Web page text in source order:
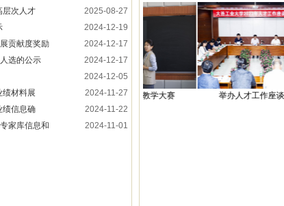
层次人才
2025-08-27
2024-12-19
贡献度奖励
2024-12-17
选的公示
2024-12-17
2024-12-05
绩材料展
2024-11-27
绩信息确
2024-11-22
家库信息和
2024-11-01
师教学大赛 新星杯教师教学大赛 举办人才工作座谈会